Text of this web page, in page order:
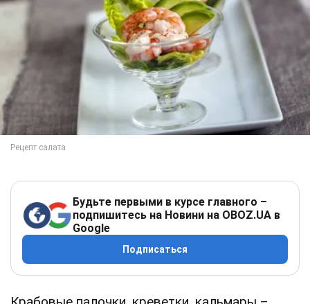
Будьте первыми в курсе главного –
подпишитесь на Новини на OBOZ.UA в
Google
Подписаться